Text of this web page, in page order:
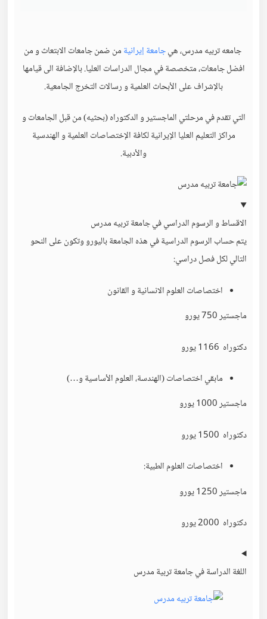
جامعه تربيه مدرس، هيجامعة إيرانية من ضمن جامعات الابتعاث و من
افضل جامعات، متخصصة في مجال الدراسات العليا. بالإضافة الى قيامها
بالإشراف على الأبحاث العلمية و رسالات التخرج الجامعية.
التي تقدم في مرحلتي الماجستير و الدكتوراه (بحثيه) من قبل الجامعات و
مراكز التعليم العليا الإيرانية لكافة الإختصاصات العلمیة و الهندسیة
والأدبية.
الاقساط و الرسوم الدراسي في جامعة تربيه مدرس
يتم حساب الرسوم الدراسية في هذه الجامعة باليورو وتكون على النحو
التالي لكل فصل دراسي:
اختصاصات العلوم الانسانية و القانون
ماجستير 750 يورو
دكتوراه 1166 يورو
مابقي اختصاصات (الهندسة، العلوم الأساسية و…)
ماجستير 1000 يورو
دكتوراه 1500 يورو
اختصاصات العلوم الطبية:
ماجستير 1250 يورو
دكتوراه 2000 يورو
اللغة الدراسة في جامعة تربية مدرس